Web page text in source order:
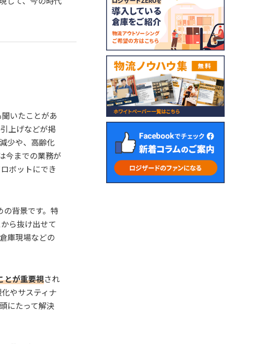
いたことがあ
上げなどが掲
少や、高齢化
今までの業務が
ボットにでき
の背景です。特
ら抜け出せて
庫現場などの
とが重要視され
やサスティナ
にたって解決